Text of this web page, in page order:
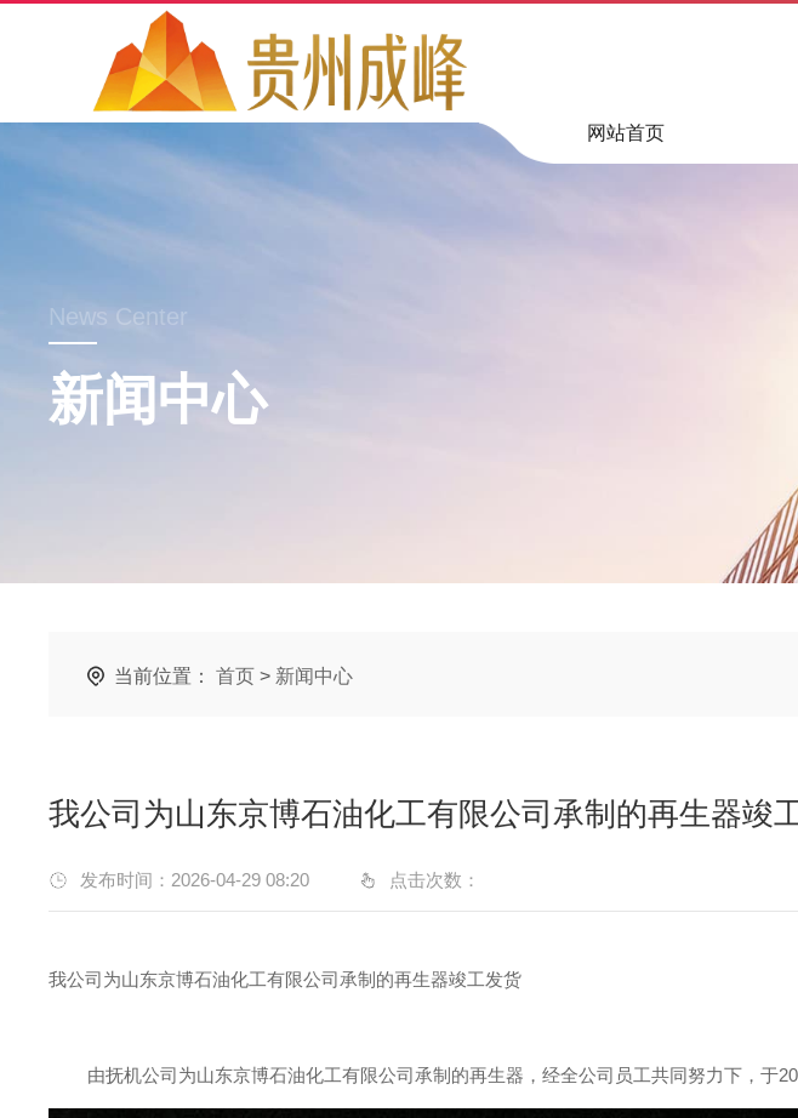
网站首页
News Center
新闻中心
当前位置： 首页 > 新闻中心
我公司为山东京博石油化工有限公司承制的再生器竣
发布时间：2026-04-29 08:20 点击次数：
我公司为山东京博石油化工有限公司承制的再生器竣工发货
由抚机公司为山东京博石油化工有限公司承制的再生器，经全公司员工共同努力下，于